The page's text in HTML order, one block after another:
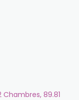
89.81